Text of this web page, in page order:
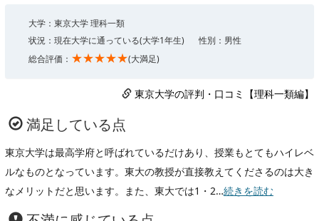
大学：東京大学 理科一類
状況：現在大学に通っている(大学1年生)
性別：男性
総合評価： ★★★★★(大満足)
東京大学の評判・口コミ【理科一類編】
満足している点
東京大学は最高学府と呼ばれているだけあり、授業もとてもハイレベ
ルなものとなっています。東大の教授が直接教えてくださるのは大き
なメリットだと思います。また、東大では1・2…続きを読む